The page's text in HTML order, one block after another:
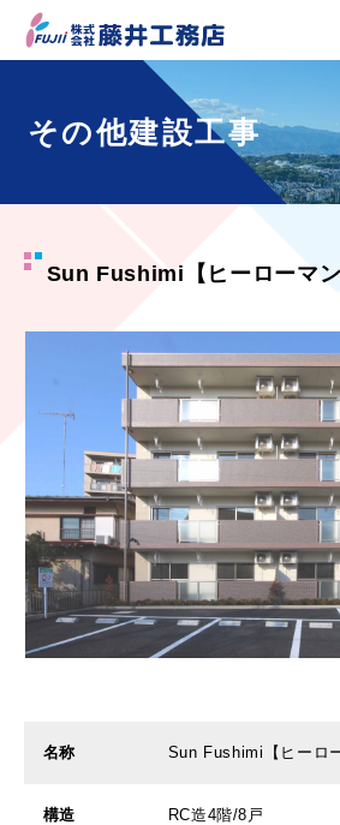
その他建設工事
Sun Fushimi【ヒーローマン
名称 Sun Fushimi【ヒーロ
構造 RC造4階/8戸